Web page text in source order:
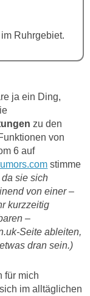
Ruhrgebiet.
ja ein Ding,
zu den
von
6 auf
stimme
da sie sich
von einer –
kurzzeitig
–
Seite ableiten,
dran sein.)
für mich
im alltäglichen